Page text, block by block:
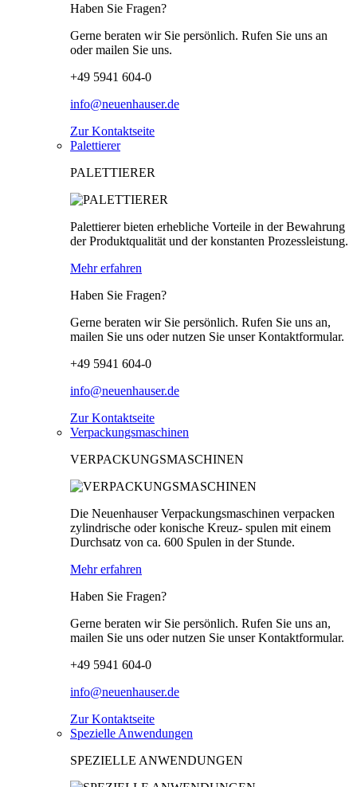
Haben Sie Fragen?
Gerne beraten wir Sie persönlich. Rufen Sie uns an
oder mailen Sie uns.
+49 5941 604-0
info@neuenhauser.de
Zur Kontaktseite
Palettierer
PALETTIERER
Palettierer bieten erhebliche Vorteile in der Bewahrung
der Produktqualität und der konstanten Prozessleistung.
Mehr erfahren
Haben Sie Fragen?
Gerne beraten wir Sie persönlich. Rufen Sie uns an,
mailen Sie uns oder nutzen Sie unser Kontaktformular.
+49 5941 604-0
info@neuenhauser.de
Zur Kontaktseite
Verpackungsmaschinen
VERPACKUNGSMASCHINEN
Die Neuenhauser Verpackungsmaschinen verpacken
zylindrische oder konische Kreuz- spulen mit einem
Durchsatz von ca. 600 Spulen in der Stunde.
Mehr erfahren
Haben Sie Fragen?
Gerne beraten wir Sie persönlich. Rufen Sie uns an,
mailen Sie uns oder nutzen Sie unser Kontaktformular.
+49 5941 604-0
info@neuenhauser.de
Zur Kontaktseite
Spezielle Anwendungen
SPEZIELLE ANWENDUNGEN